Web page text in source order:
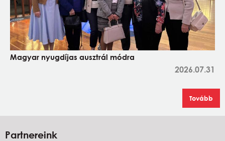
Magyar nyugdíjas ausztrál módra
2026.07.31
Tovább
Partnereink